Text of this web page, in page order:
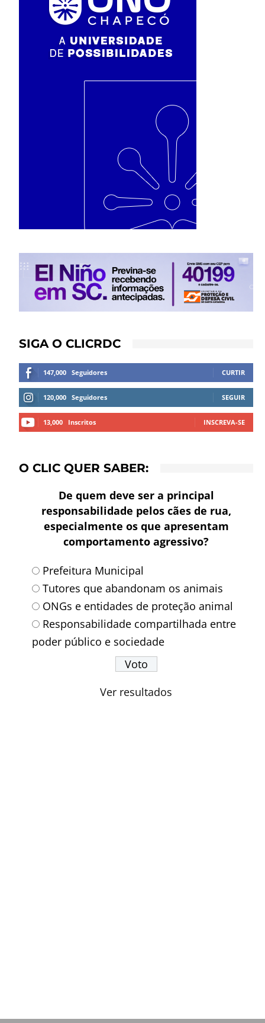
SIGA O CLICRDC
147,000 Seguidores CURTIR
120,000 Seguidores SEGUIR
13,000 Inscritos INSCREVA-SE
O CLIC QUER SABER:
De quem deve ser a principal
responsabilidade pelos cães de rua,
especialmente os que apresentam
comportamento agressivo?
Prefeitura Municipal
Tutores que abandonam os animais
ONGs e entidades de proteção animal
Responsabilidade compartilhada entre
poder público e sociedade
Ver resultados